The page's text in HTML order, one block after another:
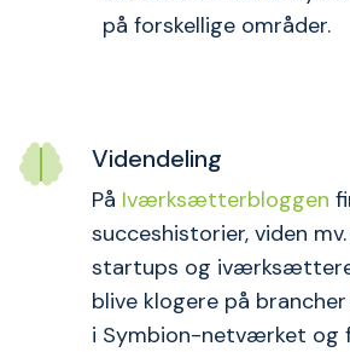
på forskellige områder.
Videndeling
På Iværksætterbloggen
succeshistorier, viden
startups og
blive klogere på
i Symbion-netværket og